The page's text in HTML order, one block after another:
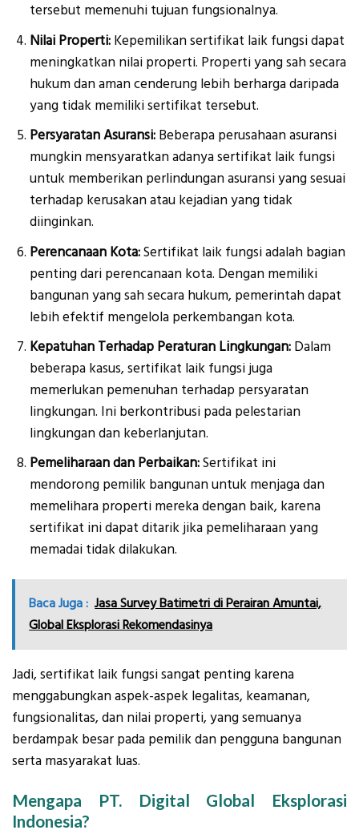
tersebut memenuhi tujuan fungsionalnya.
Nilai Properti: Kepemilikan sertifikat laik fungsi dapat
meningkatkan nilai properti. Properti yang sah secara
hukum dan aman cenderung lebih berharga daripada
yang tidak memiliki sertifikat tersebut.
Persyaratan Asuransi: Beberapa perusahaan asuransi
mungkin mensyaratkan adanya sertifikat laik fungsi
untuk memberikan perlindungan asuransi yang sesuai
terhadap kerusakan atau kejadian yang tidak
diinginkan.
Perencanaan Kota:Sertifikat laik fungsi adalah bagian
penting dari perencanaan kota. Dengan memiliki
bangunan yang sah secara hukum, pemerintah dapat
lebih efektif mengelola perkembangan kota.
Kepatuhan Terhadap Peraturan Lingkungan: Dalam
beberapa kasus, sertifikat laik fungsi juga
memerlukan pemenuhan terhadap persyaratan
lingkungan. Ini berkontribusi pada pelestarian
lingkungan dan keberlanjutan.
Pemeliharaan dan Perbaikan:Sertifikat ini
mendorong pemilik bangunan untuk menjaga dan
memelihara properti mereka dengan baik, karena
sertifikat ini dapat ditarik jika pemeliharaan yang
memadai tidak dilakukan.
Baca Juga : Jasa Survey Batimetri di Perairan Amuntai,
Global Eksplorasi Rekomendasinya
Jadi, sertifikat laik fungsi sangat penting karena
menggabungkan aspek-aspek legalitas, keamanan,
fungsionalitas, dan nilai properti, yang semuanya
berdampak besar pada pemilik dan pengguna bangunan
serta masyarakat luas.
Mengapa PT. Digital Global Eksplorasi
Indonesia?